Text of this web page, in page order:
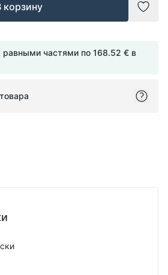
корзину
равными частями по 168.52 € в
Pinterest